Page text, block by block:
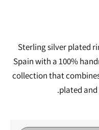
Sterling silver plated
Spain with a 100%
collection that
plated and